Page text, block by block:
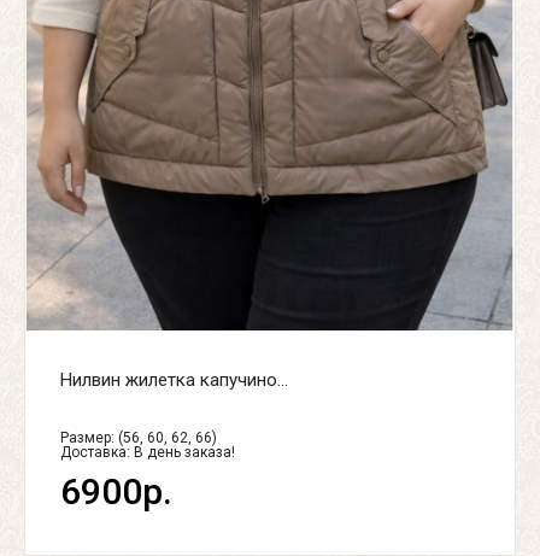
Нилвин жилетка капучино...
Размер: (56, 60, 62, 66)
Доставка: В день заказа!
6900р.